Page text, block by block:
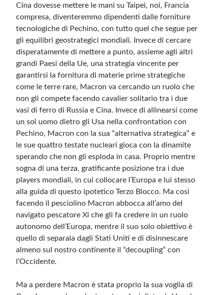
Cina dovesse mettere le mani su Taipei, noi, Francia
compresa, diventeremmo dipendenti dalle forniture
tecnologiche di Pechino, con tutto quel che segue per
gli equilibri geostrategici mondiali. Invece di cercare
disperatamente di mettere a punto, assieme agli altri
grandi Paesi della Ue, una strategia vincente per
garantirsi la fornitura di materie prime strategiche
come le terre rare, Macron va cercando un ruolo che
non gli compete facendo cavalier solitario tra i due
vasi di ferro di Russia e Cina. Invece di allinearsi come
un sol uomo dietro gli Usa nella confrontation con
Pechino, Macron con la sua “alternativa strategica” e
le sue quattro testate nucleari gioca con la dinamite
sperando che non gli esploda in casa. Proprio mentre
sogna di una terza, gratificante posizione tra i due
players mondiali, in cui collocare l’Europa e lui stesso
alla guida di questo ipotetico Terzo Blocco. Ma così
facendo il pesciolino Macron abbocca all’amo del
navigato pescatore Xi che gli fa credere in un ruolo
autonomo dell’Europa, mentre il suo solo obiettivo è
quello di separala dagli Stati Uniti e di disinnescare
almeno sul nostro continente il “decoupling” con
l’Occidente.
Ma a perdere Macron è stata proprio la sua voglia di